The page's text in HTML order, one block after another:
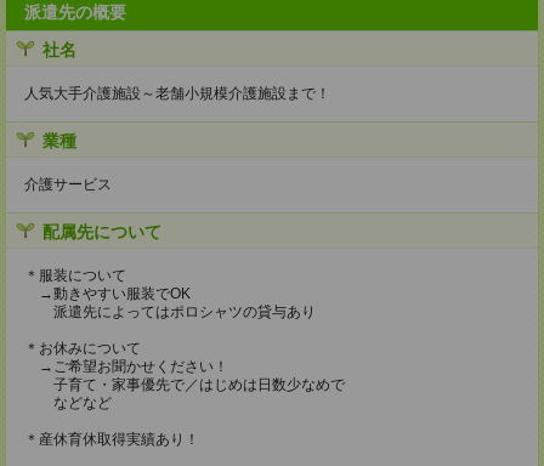
派遣先の概要
社名
人気大手介護施設～老舗小規模介護施設まで！
業種
介護サービス
配属先について
＊服装について
→動きやすい服装でOK
派遣先によってはポロシャツの貸与あり
＊お休みについて
→ご希望お聞かせください！
子育て・家事優先で／はじめは日数少なめで
などなど
＊産休育休取得実績あり！